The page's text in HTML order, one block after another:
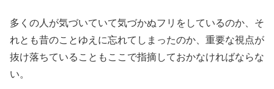
多くの人が気づいていて気づかぬフリをしているのか、そ
れとも昔のことゆえに忘れてしまったのか、重要な視点が
抜け落ちていることもここで指摘しておかなければならな
い。